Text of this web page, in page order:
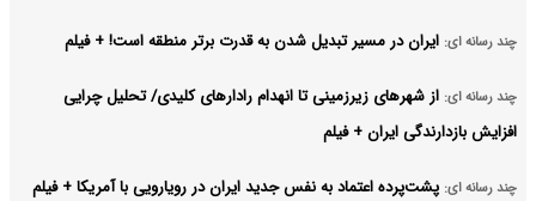
چند رسانه ای: ایران در مسیر تبدیل شدن به قدرت برتر منطقه است! + فیلم
چند رسانه ای: از شهرهای زیرزمینی تا انهدام رادارهای کلیدی/ تحلیل چرایی
افزایش بازدارندگی ایران + فیلم
چند رسانه ای: پشت‌پرده اعتماد به نفس جدید ایران در رویارویی با آمریکا + فیلم